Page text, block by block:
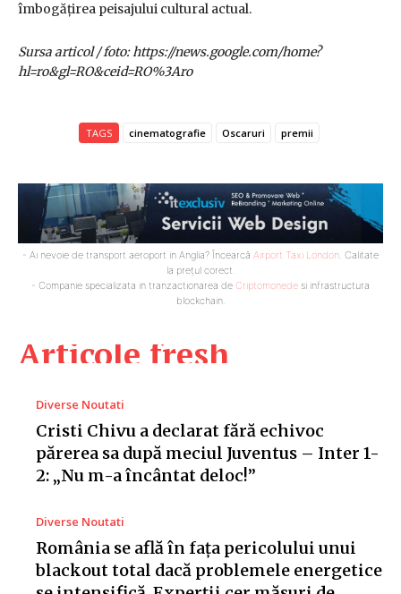
Articole fresh
Diverse Noutati
Cristi Chivu a declarat fără echivoc
părerea sa după meciul Juventus – Inter 1-
2: „Nu m-a încântat deloc!”
Diverse Noutati
România se află în fața pericolului unui
blackout total dacă problemele energetice
îmbogățirea peisajului cultural actual.
Sursa articol / foto: https://news.google.com/home?
hl=ro&gl=RO&ceid=RO%3Aro
TAGS cinematografie Oscaruri premii
- Ai nevoie de transport aeroport in Anglia? Încearcă Airport Taxi London. Calitate
la prețul corect.
- Companie specializata in tranzactionarea de Criptomonede si infrastructura
blockchain.